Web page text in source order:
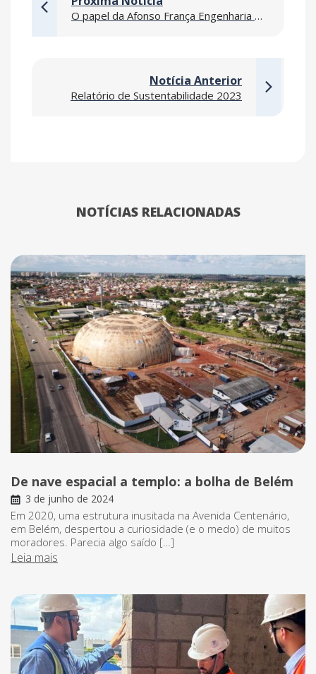
O papel da Afonso França Engenharia na construção de obras de Missão Crítica
Notícia Anterior
Relatório de Sustentabilidade 2023
NOTÍCIAS RELACIONADAS
De nave espacial a templo: a bolha de Belém
3 de junho de 2024
Em 2020, uma estrutura inusitada na Avenida Centenário,
em Belém, despertou a curiosidade (e o medo) de muitos
moradores. Parecia algo saído […]
Leia mais